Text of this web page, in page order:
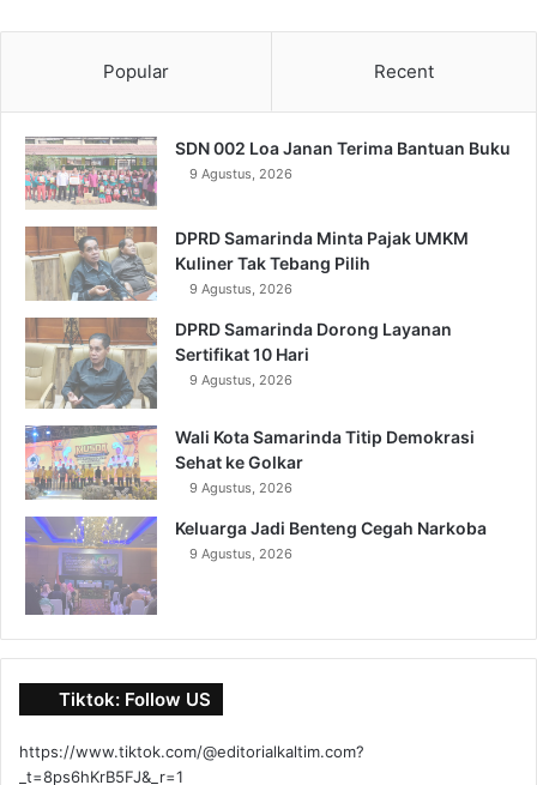
Popular Recent
SDN 002 Loa Janan Terima Bantuan Buku
9 Agustus, 2026
DPRD Samarinda Minta Pajak UMKM
Kuliner Tak Tebang Pilih
9 Agustus, 2026
DPRD Samarinda Dorong Layanan
Sertifikat 10 Hari
9 Agustus, 2026
Wali Kota Samarinda Titip Demokrasi
Sehat ke Golkar
9 Agustus, 2026
Keluarga Jadi Benteng Cegah Narkoba
9 Agustus, 2026
Tiktok: Follow US
https://www.tiktok.com/@editorialkaltim.com?
_t=8ps6hKrB5FJ&_r=1